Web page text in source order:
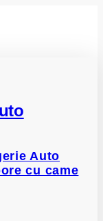
Auto
cu came